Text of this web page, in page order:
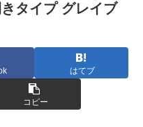
タイプ グレイブ
はてブ
コピー